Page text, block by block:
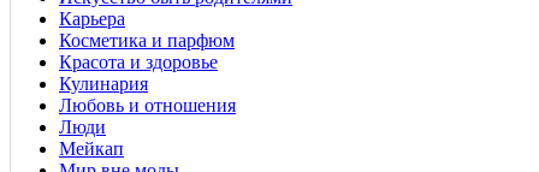
Карьера
Косметика и парфюм
Красота и здоровье
Кулинария
Любовь и отношения
Люди
Мейкап